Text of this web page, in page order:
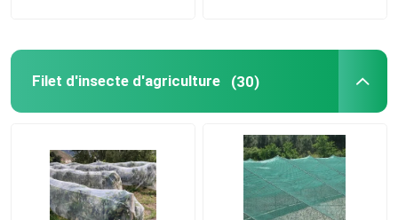
Filet d'insecte d'agriculture (30)